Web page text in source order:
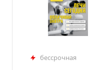
бессрочная